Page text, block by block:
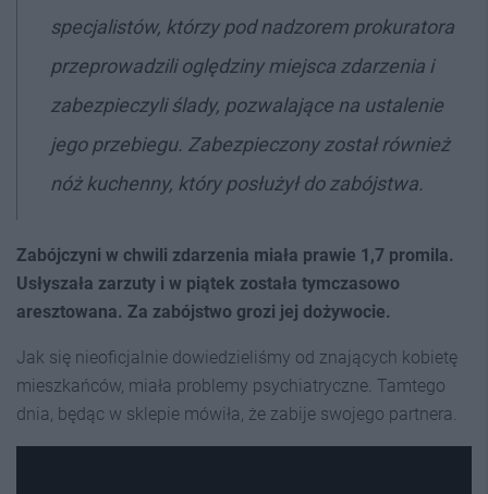
specjalistów, którzy pod nadzorem prokuratora
przeprowadzili oględziny miejsca zdarzenia i
zabezpieczyli ślady, pozwalające na ustalenie
jego przebiegu. Zabezpieczony został również
nóż kuchenny, który posłużył do zabójstwa.
Zabójczyni w chwili zdarzenia miała prawie 1,7 promila.
Usłyszała zarzuty i w piątek została tymczasowo
aresztowana. Za zabójstwo grozi jej dożywocie.
Jak się nieoficjalnie dowiedzieliśmy od znających kobietę
mieszkańców, miała problemy psychiatryczne. Tamtego
dnia, będąc w sklepie mówiła, że zabije swojego partnera.